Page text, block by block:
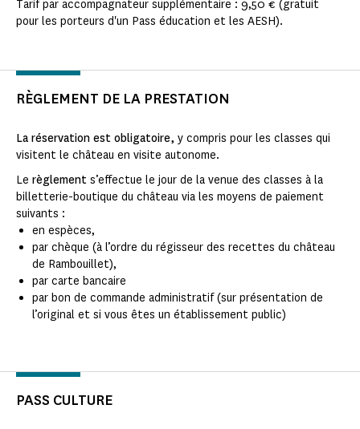
Tarif par accompagnateur supplémentaire : 9,50 € (gratuit
pour les porteurs d'un Pass éducation et les AESH).
RÈGLEMENT DE LA PRESTATION
La réservation est obligatoire, y compris pour les classes qui
visitent le château en visite autonome.
Le règlement s’effectue le jour de la venue des classes à la
billetterie-boutique du château via les moyens de paiement
suivants :
en espèces,
par chèque (à l’ordre du régisseur des recettes du château
de Rambouillet),
par carte bancaire
par bon de commande administratif (sur présentation de
l’original et si vous êtes un établissement public)
PASS CULTURE